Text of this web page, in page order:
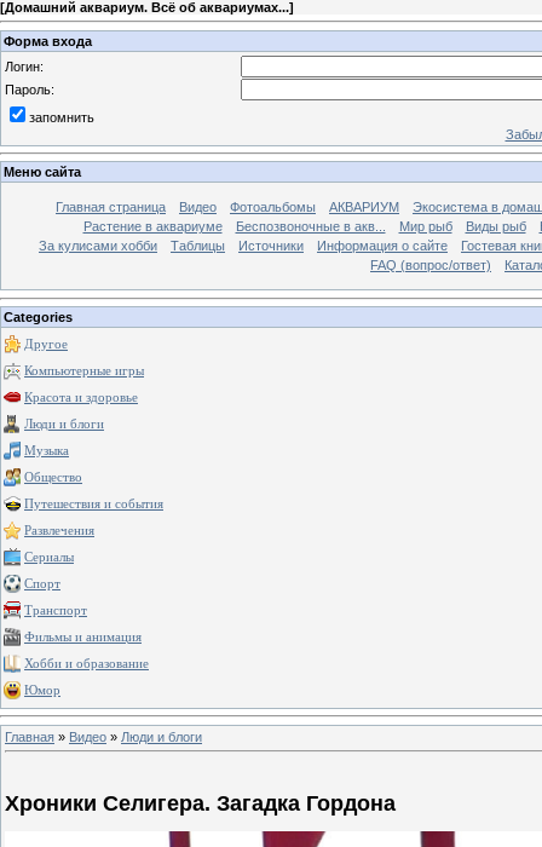
[Домашний аквариум. Всё об аквариумах...]
Форма входа
Логин:
Пароль:
запомнить
Меню сайта
Главная страница Видео Фотоальбомы АКВАРИУМ
Экосистема в
Растение в аквариуме
Беспозвоночные в акв... Мир рыб Виды рыб
За кулисами хобби
Таблицы Источники Информация о сайте
Гостевая
FAQ (вопрос/ответ)
Categories
Другое
Компьютерные игры
Красота и здоровье
Люди и блоги
Музыка
Общество
Путешествия и события
Развлечения
Сериалы
Спорт
Транспорт
Фильмы и анимация
Хобби и образование
Юмор
Главная » Видео » Люди и блоги
Хроники Селигера. Загадка Гордона